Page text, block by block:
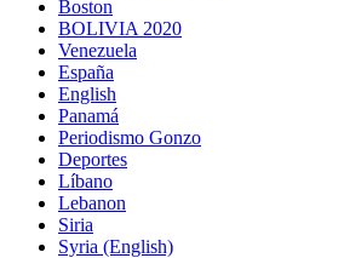
Boston
BOLIVIA 2020
Venezuela
España
English
Panamá
Periodismo Gonzo
Deportes
Líbano
Lebanon
Siria
Syria (English)